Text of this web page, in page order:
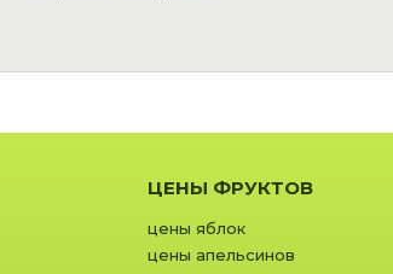
ЦЕНЫ ФРУКТОВ
цены яблок
цены апельсинов